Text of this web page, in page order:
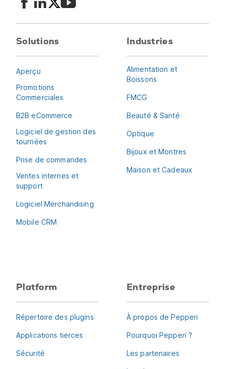
Solutions
Aperçu
Promotions
Commerciales
B2B eCommerce
Logiciel de gestion des
tournées
Prise de commandes
Ventes internes et
support
Logiciel Merchandising
Mobile CRM
Industries
Alimentation et
Boissons
FMCG
Beauté & Santé
Optique
Bijoux et Montres
Maison et Cadeaux
Platform
Répertoire des plugins
Applications tierces
Sécurité
Entreprise
À propos de Pepperi
Pourquoi Pepperi ?
Les partenaires